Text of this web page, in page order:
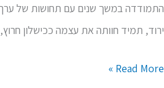
התמודדה במשך שנים עם תחושות של
ירוד, תמיד חוותה את עצמה ככישלון חרוץ,
אטינגר
Read More »